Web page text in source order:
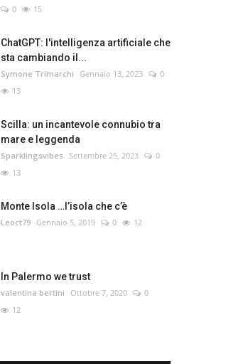
0 15
ChatGPT: l'intelligenza artificiale che
sta cambiando il...
Symone Trimarchi Gennaio 13, 2023
0
13
Scilla: un incantevole connubio tra
mare e leggenda
Sparklingsvibes Settembre 25, 2023
0
13
Monte Isola …l’isola che c’è
Leoct79 Gennaio 5, 2019 0 12
In Palermo we trust
valentina bertini Ottobre 7, 2020
0
12